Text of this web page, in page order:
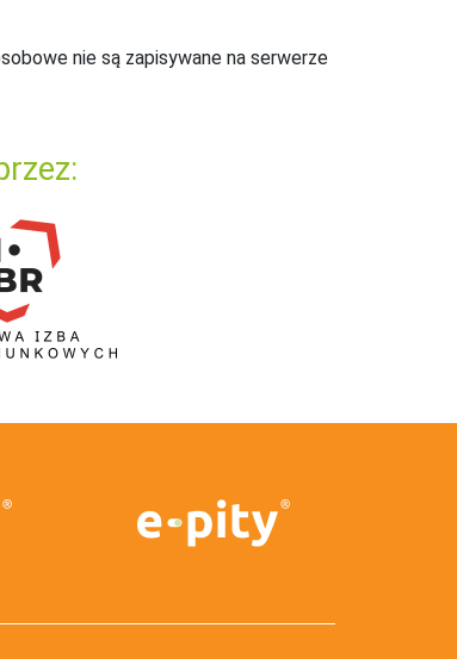
nie są zapisywane na serwerze